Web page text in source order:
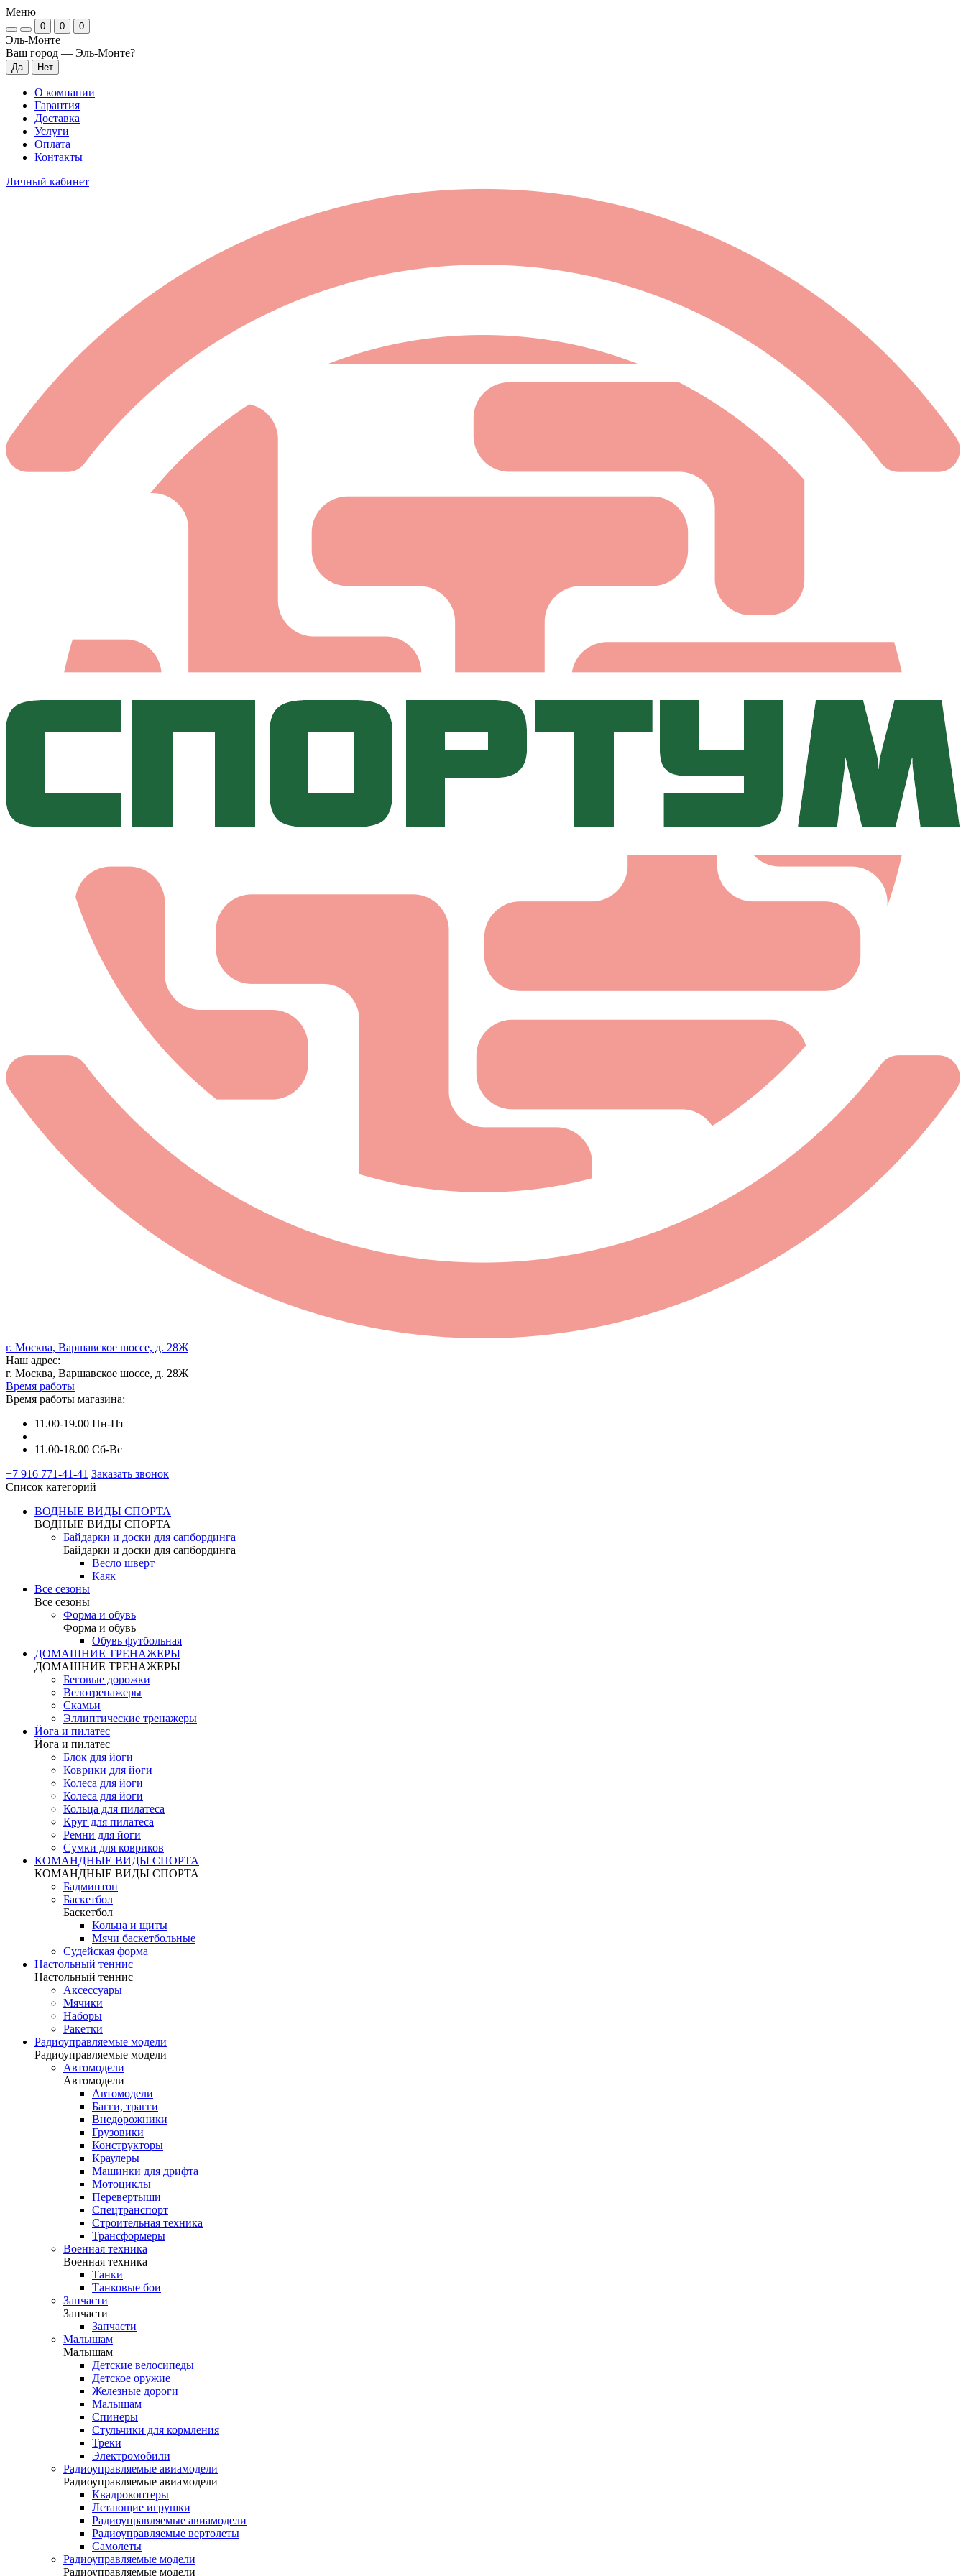
Меню
0 0 0
Эль-Монте
Ваш город — Эль-Монте?
О компании
Гарантия
Доставка
Услуги
Оплата
Контакты
Личный кабинет
г. Москва, Варшавское шоссе, д. 28Ж
Наш адрес:
г. Москва, Варшавское шоссе, д. 28Ж
Время работы
Время работы магазина:
11.00-19.00 Пн-Пт
11.00-18.00 Сб-Вс
+7 916 771-41-41 Заказать звонок
Список категорий
ВОДНЫЕ ВИДЫ СПОРТА
ВОДНЫЕ ВИДЫ СПОРТА
Байдарки и доски для сапбординга
Байдарки и доски для сапбординга
Весло шверт
Каяк
Все сезоны
Все сезоны
Форма и обувь
Форма и обувь
Обувь футбольная
ДОМАШНИЕ ТРЕНАЖЕРЫ
ДОМАШНИЕ ТРЕНАЖЕРЫ
Беговые дорожки
Велотренажеры
Скамьи
Эллиптические тренажеры
Йога и пилатес
Йога и пилатес
Блок для йоги
Коврики для йоги
Колеса для йоги
Колеса для йоги
Кольца для пилатеса
Круг для пилатеса
Ремни для йоги
Сумки для ковриков
КОМАНДНЫЕ ВИДЫ СПОРТА
КОМАНДНЫЕ ВИДЫ СПОРТА
Бадминтон
Баскетбол
Баскетбол
Кольца и щиты
Мячи баскетбольные
Судейская форма
Настольный теннис
Настольный теннис
Аксессуары
Мячики
Наборы
Ракетки
Радиоуправляемые модели
Радиоуправляемые модели
Автомодели
Автомодели
Автомодели
Багги, трагги
Внедорожники
Грузовики
Конструкторы
Краулеры
Машинки для дрифта
Мотоциклы
Перевертыши
Спецтранспорт
Строительная техника
Трансформеры
Военная техника
Военная техника
Танки
Танковые бои
Запчасти
Запчасти
Запчасти
Малышам
Малышам
Детские велосипеды
Детское оружие
Железные дороги
Малышам
Спинеры
Стульчики для кормления
Треки
Электромобили
Радиоуправляемые авиамодели
Радиоуправляемые авиамодели
Квадрокоптеры
Летающие игрушки
Радиоуправляемые авиамодели
Радиоуправляемые вертолеты
Самолеты
Радиоуправляемые модели
Радиоуправляемые модели